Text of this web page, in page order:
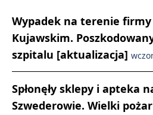
Wypadek na terenie firmy
Kujawskim.
szpitalu [aktualizacja]
Spłonęły sklepy i apteka
Szwederowie. Wielki